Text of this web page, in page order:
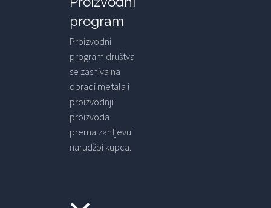
program
Proizvodni
program društva
se zasniva na
obradi metala i
proizvodnji
proizvoda
prema zahtjevu i
narudžbi kupca.